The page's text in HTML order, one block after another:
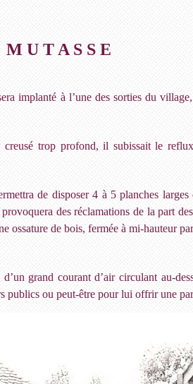
U T A S S E
implanté à l’une des sorties du
trop profond, il subissait le
de disposer 4 à 5 planches
des réclamations de la part
de bois, fermée à mi-hauteur
grand courant d’air circulant au-
publics ou peut-être pour lui offrir une